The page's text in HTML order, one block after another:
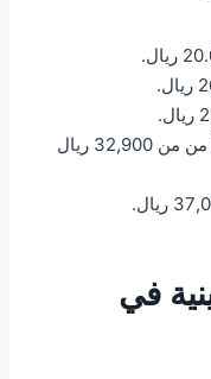
شانجان السفن 2021 بسعر يبدأ من من 32,900 ريال
في